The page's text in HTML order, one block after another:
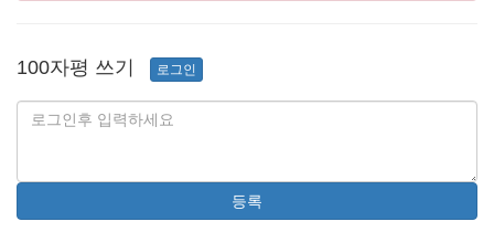
100자평 쓰기 로그인
등록